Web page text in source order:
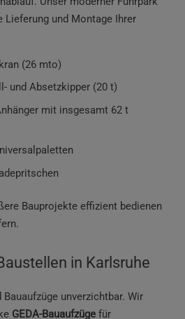
und Montage Ihrer
(26 mto)
und Absetzkipper (20 t)
mit insgesamt 62 t
Bauprojekte effizient bedienen
in Karlsruhe
unverzichtbar. Wir
GEDA-Bauaufzügefür